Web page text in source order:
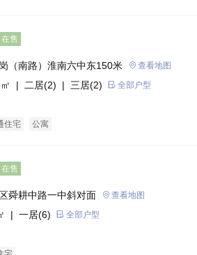
在售
（南路）淮南六中东150米 查看地图
㎡ | 二居(2) | 三居(2) 全部户型
住宅 公寓
在售
舜耕中路一中斜对面 查看地图
| 一居(6) 全部户型